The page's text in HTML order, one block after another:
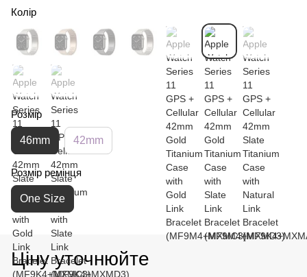
Колір
Розмір
46mm 42mm
Розмір ремінця
One Size
Ціну уточнюйте